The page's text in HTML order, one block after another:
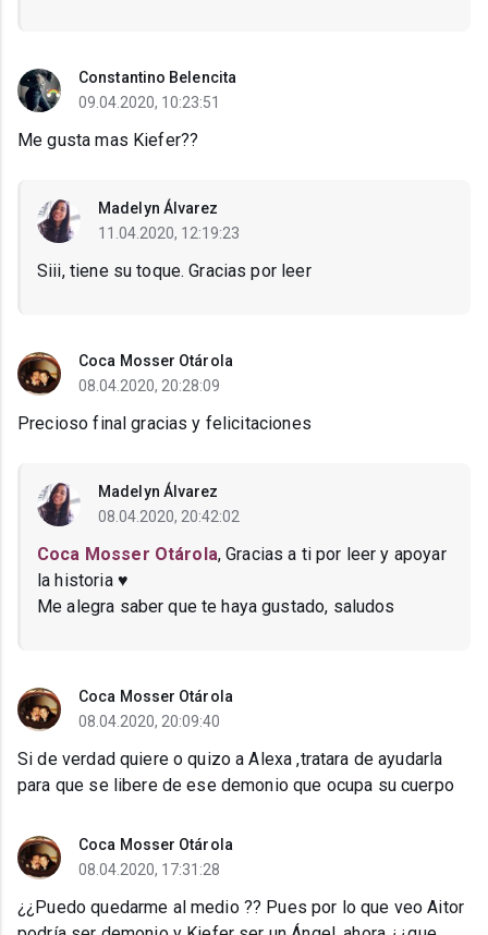
Constantino Belencita
09.04.2020, 10:23:51
Me gusta mas Kiefer??
Madelyn Álvarez
11.04.2020, 12:19:23
Siii, tiene su toque. Gracias por leer
Coca Mosser Otárola
08.04.2020, 20:28:09
Precioso final gracias y felicitaciones
Madelyn Álvarez
08.04.2020, 20:42:02
Coca Mosser Otárola, Gracias a ti por leer y apoyar
la historia ♥
Me alegra saber que te haya gustado, saludos
Coca Mosser Otárola
08.04.2020, 20:09:40
Si de verdad quiere o quizo a Alexa ,tratara de ayudarla
para que se libere de ese demonio que ocupa su cuerpo
Coca Mosser Otárola
08.04.2020, 17:31:28
¿¿Puedo quedarme al medio ?? Pues por lo que veo Aitor